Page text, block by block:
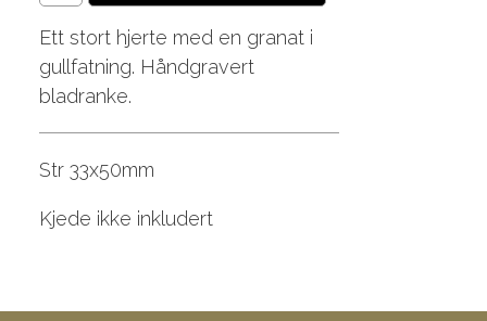
Ett stort hjerte med en granat i
gullfatning. Håndgravert
bladranke.
Str 33x50mm
Kjede ikke inkludert